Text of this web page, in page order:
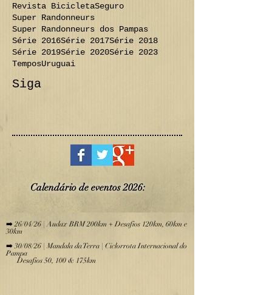
Revista BicicletaSeguro
Super Randonneurs
Super Randonneurs dos Pampas
Série 2016Série 2017Série 2018
Série 2019Série 2020Série 2023
TemposUruguai
Siga
Calendário de eventos 2026:
➡️ 26/04/26 | Audax BRM 200km + Desafios 120km, 60km e
30km
➡️ 30/08/26 | Mandala da Terra | Ciclorrota Internacional do
Pampa
Desafios 50, 100 & 175km